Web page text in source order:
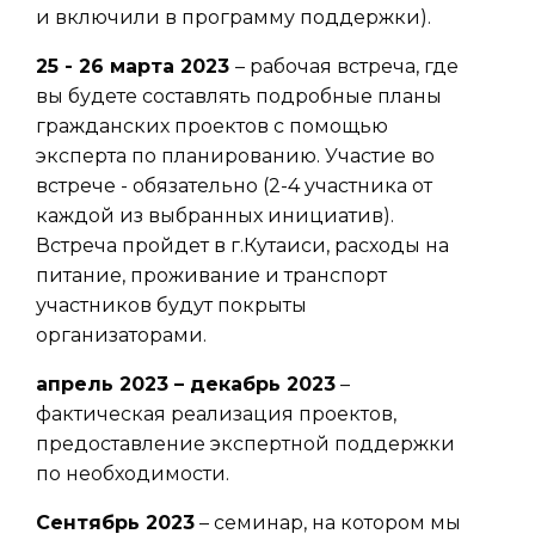
и включили в программу поддержки).
25 - 26 марта 2023 – рабочая встреча, где
вы будете составлять подробные планы
гражданских проектов с помощью
эксперта по планированию. Участие во
встрече - обязательно (2-4 участника от
каждой из выбранных инициатив).
Встреча пройдет в г.Кутаиси, расходы на
питание, проживание и транспорт
участников будут покрыты
организаторами.
апрель 2023 – декабрь 2023 –
фактическая реализация проектов,
предоставление экспертной поддержки
по необходимости.
Сентябрь 2023 – семинар, на котором мы